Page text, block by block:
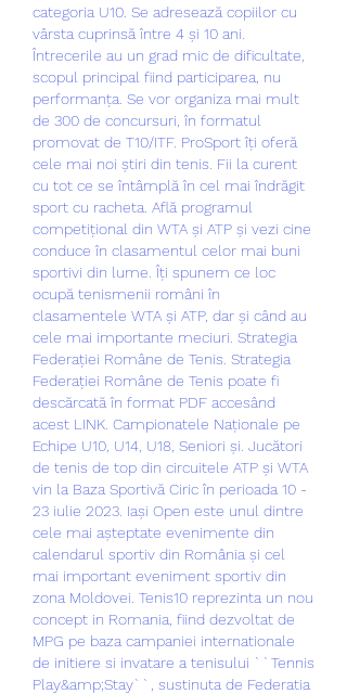
categoria U10. Se adresează copiilor cu
vârsta cuprinsă între 4 și 10 ani.
Întrecerile au un grad mic de dificultate,
scopul principal fiind participarea, nu
performanța. Se vor organiza mai mult
de 300 de concursuri, în formatul
promovat de T10/ITF. ProSport îți oferă
cele mai noi știri din tenis. Fii la curent
cu tot ce se întâmplă în cel mai îndrăgit
sport cu racheta. Află programul
competițional din WTA și ATP și vezi cine
conduce în clasamentul celor mai buni
sportivi din lume. Îți spunem ce loc
ocupă tenismenii români în
clasamentele WTA și ATP, dar și când au
cele mai importante meciuri. Strategia
Federației Române de Tenis. Strategia
Federației Române de Tenis poate fi
descărcată în format PDF accesând
acest LINK. Campionatele Naționale pe
Echipe U10, U14, U18, Seniori și. Jucători
de tenis de top din circuitele ATP și WTA
vin la Baza Sportivă Ciric în perioada 10 -
23 iulie 2023. Iași Open este unul dintre
cele mai așteptate evenimente din
calendarul sportiv din România și cel
mai important eveniment sportiv din
zona Moldovei. Tenis10 reprezinta un nou
concept in Romania, fiind dezvoltat de
MPG pe baza campaniei internationale
de initiere si invatare a tenisului ``Tennis
Play&amp;Stay``, sustinuta de Federatia